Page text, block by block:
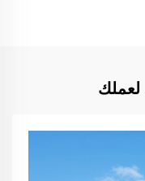
لعملك